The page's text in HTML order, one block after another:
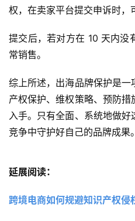
权，在卖家平台提交申诉时，
提交后，若对方在 10 天内没
常销售。
综上所述，出海品牌保护是
产权保护、维权策略、预防
入手。只有全面、系统地做
竞争中守护好自己的品牌成果。
延展阅读：
跨境电商如何规避知识产权侵